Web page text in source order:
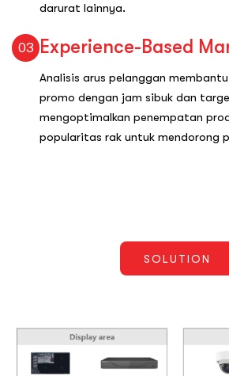
darurat lainnya.
03 Experience-Based
Analisis arus pelanggan
promo dengan jam sibuk dan
mengoptimalkan penempatan
popularitas rak untuk mendorong
SOLUTION